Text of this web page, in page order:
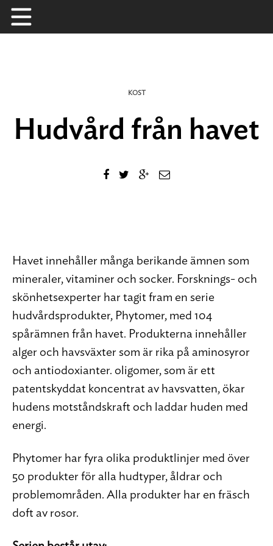
Skip
to
KOST
Hudvård från havet
Havet innehåller många berikande ämnen som
mineraler, vitaminer och socker. Forsknings- och
skönhetsexperter har tagit fram en serie
hudvårdsprodukter, Phytomer, med 104
spårämnen från havet. Produkterna innehåller
alger och havsväxter som är rika på aminosyror
och antiodoxianter. oligomer, som är ett
patentskyddat koncentrat av havsvatten, ökar
hudens motståndskraft och laddar huden med
energi.
Phytomer har fyra olika produktlinjer med över
50 produkter för alla hudtyper, åldrar och
problemområden. Alla produkter har en fräsch
doft av rosor.